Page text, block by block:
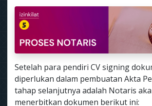
Setelah para pendiri CV signing
diperlukan dalam pembuatan Akta
tahap selanjutnya adalah Notaris
menerbitkan dokumen berikut ini: